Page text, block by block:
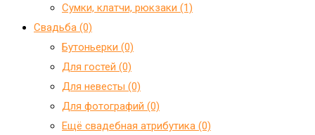
Сумки, клатчи, рюкзаки (1)
Свадьба (0)
Бутоньерки (0)
Для гостей (0)
Для невесты (0)
Для фотографий (0)
Ещё свадебная атрибутика (0)